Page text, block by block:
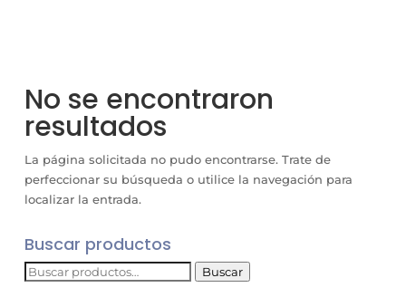
No se encontraron
resultados
La página solicitada no pudo encontrarse. Trate de
perfeccionar su búsqueda o utilice la navegación para
localizar la entrada.
Buscar productos
Buscar
Buscar